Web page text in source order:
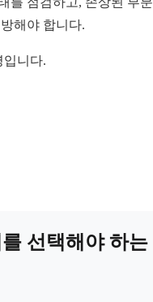
해야 합니다.
입니다.
선택해야 하는